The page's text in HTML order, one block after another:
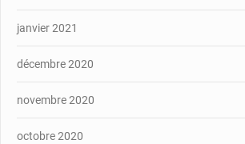
janvier 2021
décembre 2020
novembre 2020
octobre 2020